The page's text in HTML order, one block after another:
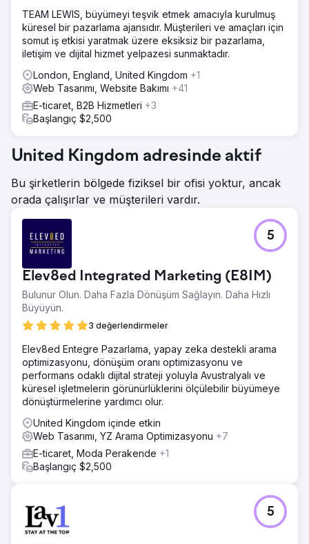
TEAM LEWIS, büyümeyi teşvik etmek amacıyla kurulmuş
küresel bir pazarlama ajansıdır. Müşterileri ve amaçları için
somut iş etkisi yaratmak üzere eksiksiz bir pazarlama,
iletişim ve dijital hizmet yelpazesi sunmaktadır.
London, England, United Kingdom +1
Web Tasarımı, Website Bakımı +41
E-ticaret, B2B Hizmetleri +3
Başlangıç $2,500
United Kingdom adresinde aktif
Bu şirketlerin bölgede fiziksel bir ofisi yoktur, ancak
orada çalışırlar ve müşterileri vardır.
Elev8ed Integrated Marketing (E8IM)
Bulunur Olun. Daha Fazla Dönüşüm Sağlayın. Daha Hızlı
Büyüyün.
3 değerlendirmeler
5
Elev8ed Entegre Pazarlama, yapay zeka destekli arama
optimizasyonu, dönüşüm oranı optimizasyonu ve
performans odaklı dijital strateji yoluyla Avustralyalı ve
küresel işletmelerin görünürlüklerini ölçülebilir büyümeye
dönüştürmelerine yardımcı olur.
United Kingdom içinde etkin
Web Tasarımı, YZ Arama Optimizasyonu +7
E-ticaret, Moda Perakende +1
Başlangıç $2,500
5